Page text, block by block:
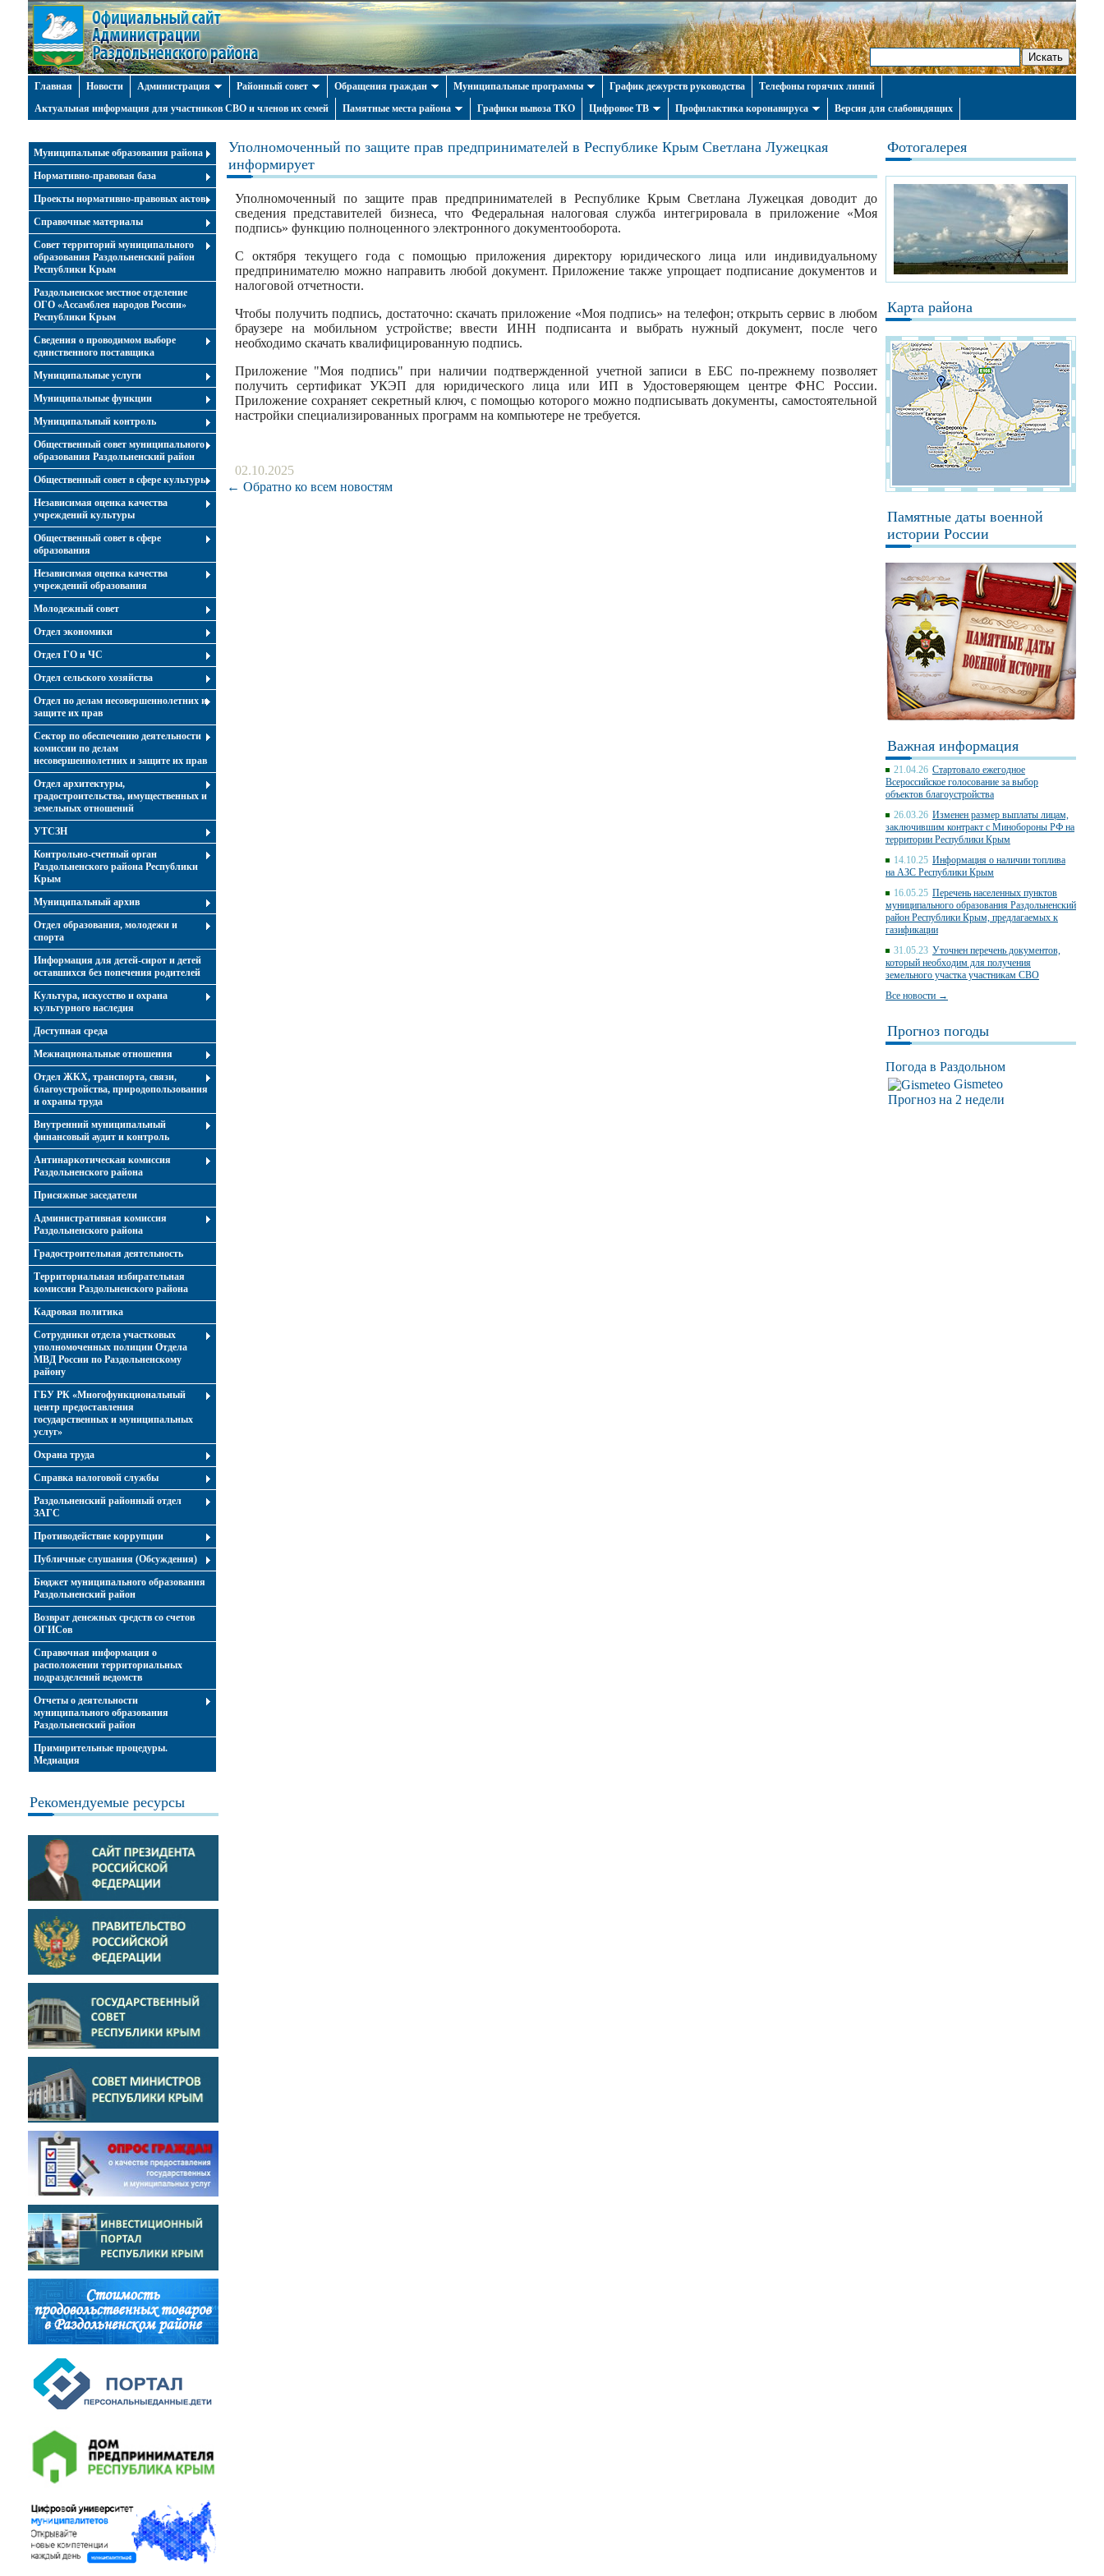
Главная Новости Администрация Районный совет Обращения граждан Муниципальные программы График дежурств руководства
Телефоны горячих линий
Актуальная информация для участников СВО и членов их семей
Памятные места района Графики вывоза ТКО Цифровое ТВ Профилактика коронавируса Версия для слабовидящих
Муниципальные образования района
Нормативно-правовая база
Проекты нормативно-правовых актов
Справочные материалы
Совет территорий муниципального
образования Раздольненский район
Республики Крым
Раздольненское местное отделение
ОГО «Ассамблея народов России»
Республики Крым
Cведения о проводимом выборе
единственного поставщика
Муниципальные услуги
Муниципальные функции
Муниципальный контроль
Общественный совет муниципального
образования Раздольненский район
Общественный совет в сфере культуры
Независимая оценка качества
учреждений культуры
Общественный совет в сфере
образования
Независимая оценка качества
учреждений образования
Молодежный совет
Отдел экономики
Отдел ГО и ЧС
Отдел сельского хозяйства
Отдел по делам несовершеннолетних и
защите их прав
Сектор по обеспечению деятельности
комиссии по делам
несовершеннолетних и защите их прав
Отдел архитектуры,
градостроительства, имущественных и
земельных отношений
УТСЗН
Контрольно-счетный орган
Раздольненского района Республики
Крым
Муниципальный архив
Отдел образования, молодежи и
спорта
Информация для детей-сирот и детей
оставшихся без попечения родителей
Культура, искусство и охрана
культурного наследия
Доступная среда
Межнациональные отношения
Отдел ЖКХ, транспорта, связи,
благоустройства, природопользования
и охраны труда
Внутренний муниципальный
финансовый аудит и контроль
Антинаркотическая комиссия
Раздольненского района
Присяжные заседатели
Административная комиссия
Раздольненского района
Градостроительная деятельность
Территориальная избирательная
комиссия Раздольненского района
Кадровая политика
Сотрудники отдела участковых
уполномоченных полиции Отдела
МВД России по Раздольненскому
району
ГБУ РК «Многофункциональный
центр предоставления
государственных и муниципальных
услуг»
Охрана труда
Справка налоговой службы
Раздольненский районный отдел
ЗАГС
Противодействие коррупции
Публичные слушания (Обсуждения)
Бюджет муниципального образования
Раздольненский район
Возврат денежных средств со счетов
ОГИСов
Справочная информация о
расположении территориальных
подразделений ведомств
Отчеты о деятельности
муниципального образования
Раздольненский район
Примирительные процедуры.
Медиация
Рекомендуемые ресурсы
Уполномоченный по защите прав предпринимателей в Республике Крым Светлана Лужецкая
информирует
Уполномоченный по защите прав предпринимателей в Республике Крым Светлана Лужецкая доводит до
сведения представителей бизнеса, что Федеральная налоговая служба интегрировала в приложение «Моя
подпись» функцию полноценного электронного документооборота.
С октября текущего года с помощью приложения директору юридического лица или индивидуальному
предпринимателю можно направить любой документ. Приложение также упрощает подписание документов и
налоговой отчетности.
Чтобы получить подпись, достаточно: скачать приложение «Моя подпись» на телефон; открыть сервис в любом
браузере на мобильном устройстве; ввести ИНН подписанта и выбрать нужный документ, после чего
необходимо скачать квалифицированную подпись.
Приложение "Моя подпись" при наличии подтвержденной учетной записи в ЕБС по-прежнему позволяет
получить сертификат УКЭП для юридического лица или ИП в Удостоверяющем центре ФНС России.
Приложение сохраняет секретный ключ, с помощью которого можно подписывать документы, самостоятельной
настройки специализированных программ на компьютере не требуется.
02.10.2025
← Обратно ко всем новостям
Фотогалерея
Карта района
Памятные даты военной
истории России
Важная информация
21.04.26 Стартовало ежегодное
Всероссийское голосование за выбор
объектов благоустройства
26.03.26 Изменен размер выплаты лицам,
заключившим контракт с Минобороны РФ на
территории Республики Крым
14.10.25 Информация о наличии топлива
на АЗС Республики Крым
16.05.25 Перечень населенных пунктов
муниципального образования Раздольненский
район Республики Крым, предлагаемых к
газификации
31.05.23 Уточнен перечень документов,
который необходим для получения
земельного участка участникам СВО
Все новости →
Прогноз погоды
Погода в Раздольном
Gismeteo
Прогноз на 2 недели